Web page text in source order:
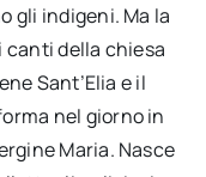
gli indigeni. Ma la
canti della chiesa
Sant’Elia e il
nel giorno in
Maria. Nasce